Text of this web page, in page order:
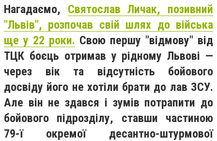
Нагадаємо, Святослав Личак, позивний
"Львів", розпочав свій шлях до війська
ще у 22 роки. Свою першу "відмову" від
ТЦК боєць отримав у рідному Львові —
через вік та відсутність бойового
досвіду його не хотіли брати до лав ЗСУ.
Але він не здався і зумів потрапити до
бойового підрозділу, ставши частиною
79-ї окремої десантно-штурмової